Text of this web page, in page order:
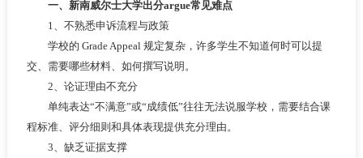
一、新南威尔士大学出分argue常见难点
1、不熟悉申诉流程与政策
学校的 Grade Appeal 规定复杂，许多学生不知道何时可以提
交、需要哪些材料、如何撰写说明。
2、论证理由不充分
单纯表达“不满意”或“成绩低”往往无法说服学校，需要结合课
程标准、评分细则和具体表现提供充分理由。
3、缺乏证据支撑